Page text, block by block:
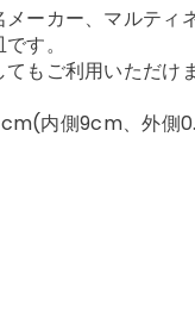
ーカー、マルティ
す。
もご利用いただけま
内側9cm、外側